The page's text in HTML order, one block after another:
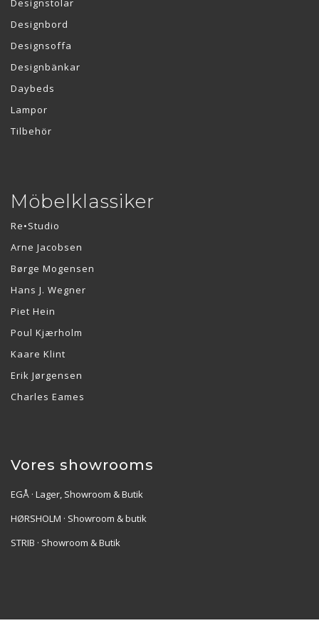
Designstolar
Designbord
Designsoffa
Designbänkar
Daybeds
Lampor
Tilbehör
Möbelklassiker
Re•Studio
Arne Jacobsen
Børge Mogensen
Hans J. Wegner
Piet Hein
Poul Kjærholm
Kaare Klint
Erik Jørgensen
Charles Eames
Vores showrooms
EGÅ · Lager, Showroom & Butik
HØRSHOLM · Showroom & butik
STRIB · Showroom & Butik